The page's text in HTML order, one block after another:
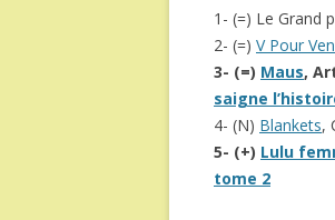
1- (=) Le Grand
2- (=) V Pour
3- (=) Maus,
saigne
4- (N) Blankets,
5- (+) Lulu
tome 2